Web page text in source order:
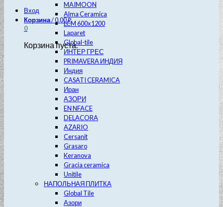
Вход
Корзина/0.00₽
0
Корзина пуста.
MAIMOON
Alma Ceramica
LCM 600х1200
Laparet
Global-tile
ИНТЕР ГРЕС
PRIMAVERA ИНДИЯ
Индия
CASATI CERAMICA
Иран
АЗОРИ
EN NFACE
DELACORA
AZARIO
Cersanit
Grasaro
Keranova
Gracia ceramica
Unitile
НАПОЛЬНАЯ ПЛИТКА
Global Tile
Азори